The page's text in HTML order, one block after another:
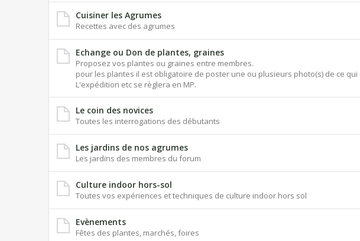
Cuisiner les Agrumes
Recettes avec des agrumes
Echange ou Don de plantes, graines
Proposez vos plantes ou graines entre membres.
pour les plantes il est obligatoire de poster une ou plusieurs photo(s) de ce
L'expédition etc se règlera en MP.
Le coin des novices
Toutes les interrogations des débutants
Les jardins de nos agrumes
Les jardins des membres du forum
Culture indoor hors-sol
Toutes vos expériences et techniques de culture indoor hors sol
Evènements
Fêtes des plantes, marchés, foires